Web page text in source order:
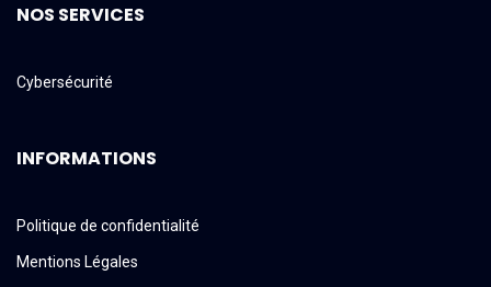
NOS SERVICES
Cybersécurité
INFORMATIONS
Politique de confidentialité
Mentions Légales